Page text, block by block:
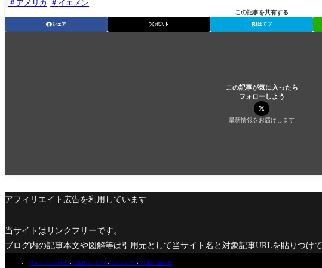
アメリカ イエメン
この記事を共有する
シェア ポスト はてブ
この記事が気に入ったら
フォローしよう
最新情報をお届けします
アフィリエイト広告を利用しています
当サイトはリンクフリーです。
ブログ内の記事本文や図解等は引用元として当サイト名と対象記事URLを貼りつけ
プライバシーポリシー当サイトについてサイトマップお問い合わせ